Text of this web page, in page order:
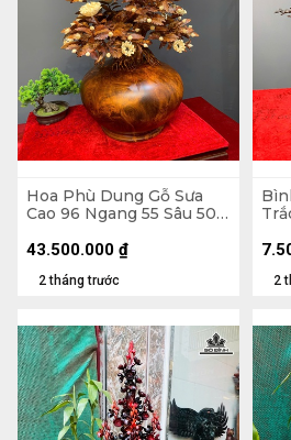
Hoa Phù Dung Gỗ Sưa
Cao 96 Ngang 55 Sâu 50
43 (cm)
2 tháng trước
43.500.000 ₫
4 -
2